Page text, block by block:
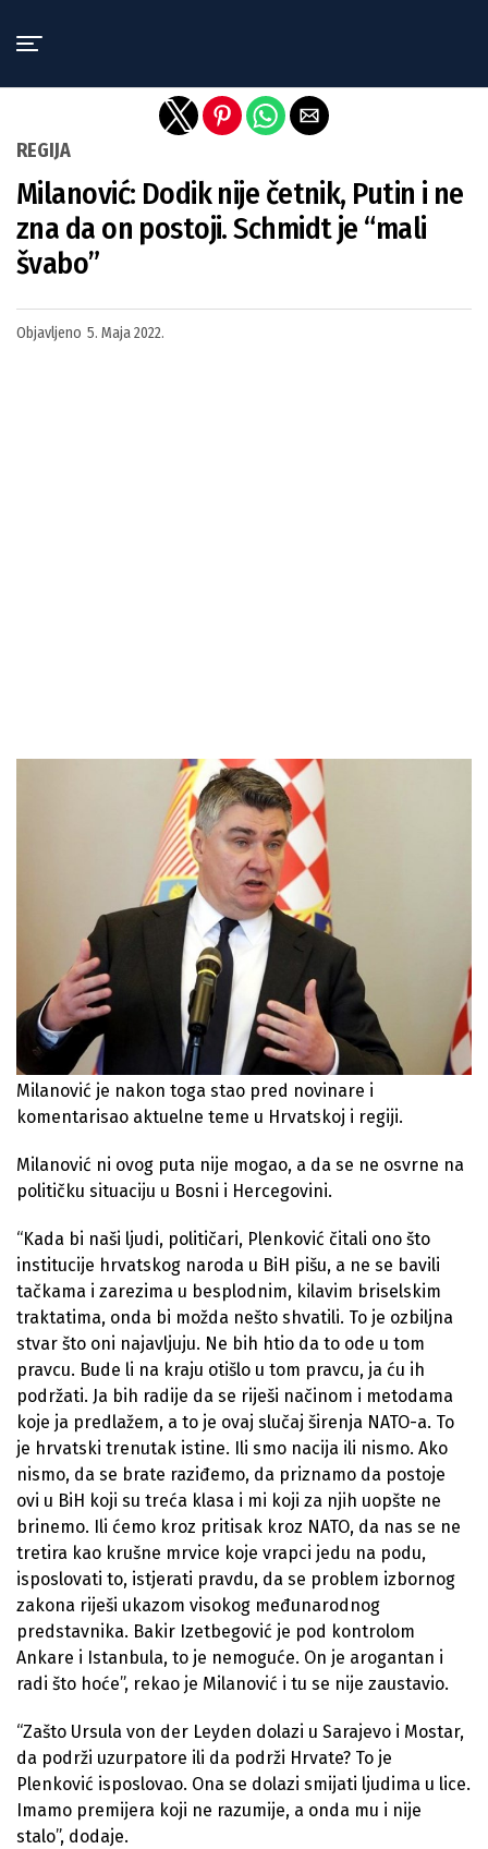
REGIJA
Milanović: Dodik nije četnik, Putin i ne
zna da on postoji. Schmidt je “mali
švabo”
Objavljeno 5. Maja 2022.
Milanović je nakon toga stao pred novinare i
komentarisao aktuelne teme u Hrvatskoj i regiji.
Milanović ni ovog puta nije mogao, a da se ne osvrne na
političku situaciju u Bosni i Hercegovini.
“Kada bi naši ljudi, političari, Plenković čitali ono što
institucije hrvatskog naroda u BiH pišu, a ne se bavili
tačkama i zarezima u besplodnim, kilavim briselskim
traktatima, onda bi možda nešto shvatili. To je ozbiljna
stvar što oni najavljuju. Ne bih htio da to ode u tom
pravcu. Bude li na kraju otišlo u tom pravcu, ja ću ih
podržati. Ja bih radije da se riješi načinom i metodama
koje ja predlažem, a to je ovaj slučaj širenja NATO-a. To
je hrvatski trenutak istine. Ili smo nacija ili nismo. Ako
nismo, da se brate raziđemo, da priznamo da postoje
ovi u BiH koji su treća klasa i mi koji za njih uopšte ne
brinemo. Ili ćemo kroz pritisak kroz NATO, da nas se ne
tretira kao krušne mrvice koje vrapci jedu na podu,
isposlovati to, istjerati pravdu, da se problem izbornog
zakona riješi ukazom visokog međunarodnog
predstavnika. Bakir Izetbegović je pod kontrolom
Ankare i Istanbula, to je nemoguće. On je arogantan i
radi što hoće”, rekao je Milanović i tu se nije zaustavio.
“Zašto Ursula von der Leyden dolazi u Sarajevo i Mostar,
da podrži uzurpatore ili da podrži Hrvate? To je
Plenković isposlovao. Ona se dolazi smijati ljudima u lice.
Imamo premijera koji ne razumije, a onda mu i nije
stalo”, dodaje.